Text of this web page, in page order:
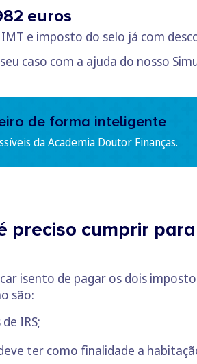
euros
e imposto do selo já com
caso com a ajuda do nosso
de forma inteligente
da Academia Doutor Finanças.
preciso cumprir
isento de pagar os dois
são:
IRS;
ter como finalidade a